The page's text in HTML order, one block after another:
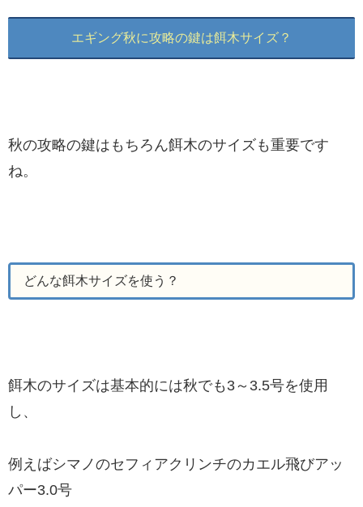
エギング秋に攻略の鍵は餌木サイズ？
秋の攻略の鍵はもちろん餌木のサイズも重要です
ね。
どんな餌木サイズを使う？
餌木のサイズは基本的には秋でも3～3.5号を使用
し、
例えばシマノのセフィアクリンチのカエル飛びアッ
パー3.0号